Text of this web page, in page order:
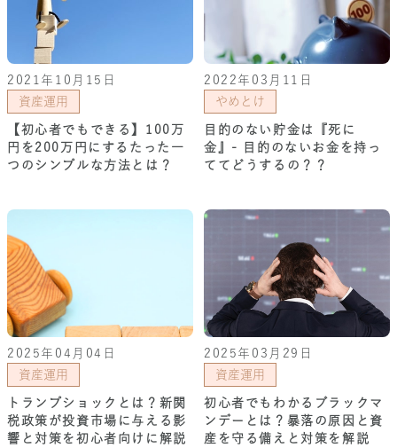
2021年10月15日
資産運用
【初心者でもできる】100万
円を200万円にするたった一
つのシンプルな方法とは？
2022年03月11日
やめとけ
目的のない貯金は『死に
金』- 目的のないお金を持っ
ててどうするの？？
2025年04月04日
資産運用
トランプショックとは？新関
税政策が投資市場に与える影
響と対策を初心者向けに解説
2025年03月29日
資産運用
初心者でもわかるブラックマ
ンデーとは？暴落の原因と資
産を守る備えと対策を解説